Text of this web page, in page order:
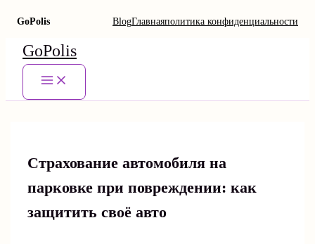
GoPolis BlogГлавнаяполитика конфиденциальности
Перейти
содержимому
GoPolis
Main
Страхование автомобиля на
парковке при повреждении: как
защитить своё авто